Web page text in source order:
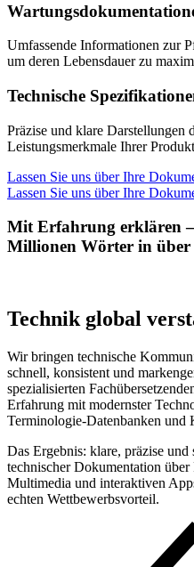
Umfassende Informationen zur
um deren Lebensdauer zu
Technische
Präzise und klare Darstellungen
Leistungsmerkmale Ihrer
Lassen Sie uns über Ihre
Lassen Sie uns über Ihre
Mit Erfahrung erklären
Millionen Wörter in über
Technik global
Wir bringen technische
schnell, konsistent und
spezialisierten
Erfahrung mit modernster
Terminologie-Datenbanken und
Das Ergebnis: klare, präzise
technischer Dokumentation
Multimedia und interaktiven
echten Wettbewerbsvorteil.